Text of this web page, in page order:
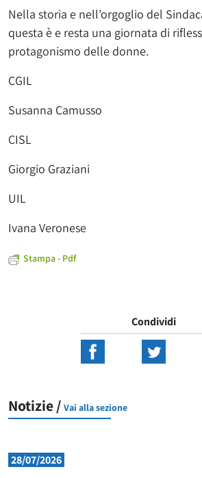
Nella storia e nell’orgoglio del
questa è e resta una giornata di
protagonismo delle donne.
CGIL
Susanna Camusso
CISL
Giorgio Graziani
UIL
Ivana Veronese
Stampa - Pdf
Condividi
Notizie / Vai alla sezione
28/07/2026